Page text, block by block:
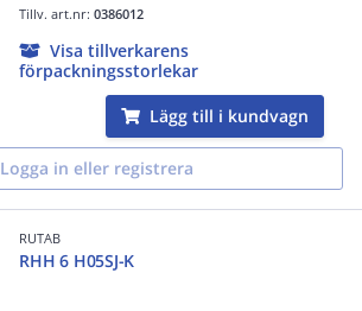
Tillv. art.nr:0386012
Visa tillverkarens
förpackningsstorlekar
Lägg till i kundvagn
Logga in eller registrera
RUTAB
RHH 6 H05SJ-K